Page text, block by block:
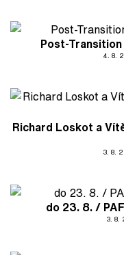
Post-
4. 8.
Richard Loskot a
3. 8.
do 23. 8. /
3. 8.